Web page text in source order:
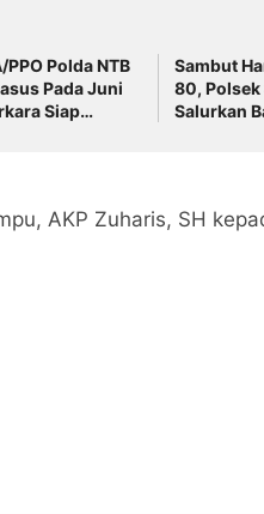
Polda NTB
Pada Juni
Siap
‎Sambut
80, Polsek
Salurkan
AKP Zuharis, SH